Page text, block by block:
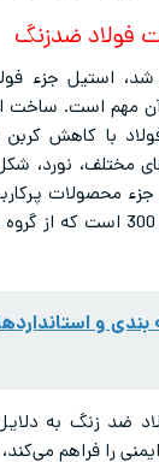
فولاد ضدزنگ
شد، استیل جزء
مهم است. ساخت
با کاهش کربن
مختلف، نورد،
محصولات
معروف‌ترین انواع آن سری
و
ضد زنگ به
را فراهم